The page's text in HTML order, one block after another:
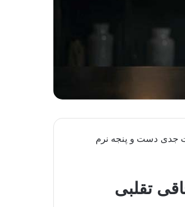
جدی دست و پنجه نرم
تقلبی